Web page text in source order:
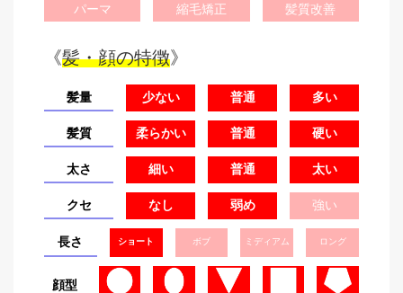
パーマ 縮毛矯正 髪質改善
《髪・顔の特徴》
髪量 少ない 普通 多い
髪質 柔らかい 普通 硬い
太さ 細い 普通 太い
クセ なし 弱め 強い
長さ ショート ボブ ミディアム ロング
顔型